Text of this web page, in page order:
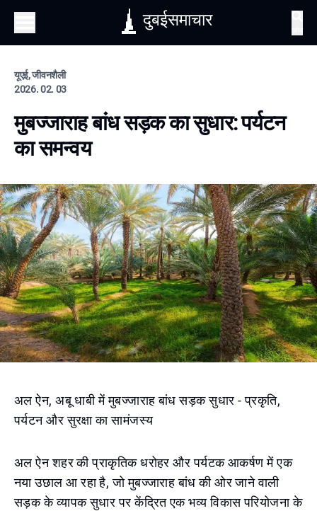
दुबईसमाचार
यूएई, जीवनशैली
2026. 02. 03
मुबज्जाराह बांध सड़क का सुधार: पर्यटन
का समन्वय
अल ऐन, अबू धाबी में मुबज्जाराह बांध सड़क सुधार - प्रकृति,
पर्यटन और सुरक्षा का सामंजस्य
अल ऐन शहर की प्राकृतिक धरोहर और पर्यटक आकर्षण में एक
नया उछाल आ रहा है, जो मुबज्जाराह बांध की ओर जाने वाली
सड़क के व्यापक सुधार पर केंद्रित एक भव्य विकास परियोजना के